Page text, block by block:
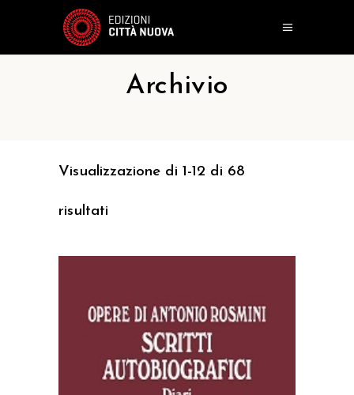
Archivio
Visualizzazione di 1-12 di 68
risultati